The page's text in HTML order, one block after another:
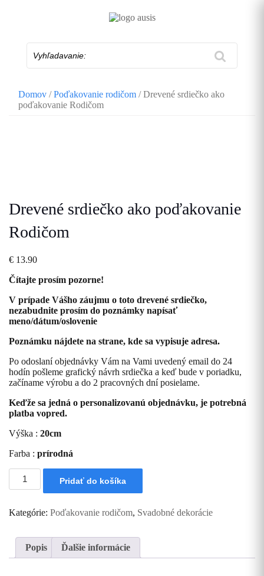
Domov /Poďakovanie rodičom / Drevené srdiečko ako
poďakovanie Rodičom
Drevené srdiečko ako poďakovanie
Rodičom
€ 13.90
Čítajte prosím pozorne!
V prípade Vášho záujmu o toto drevené srdiečko,
nezabudnite prosím do poznámky napísať
meno/dátum/oslovenie
Poznámku nájdete na strane, kde sa vypisuje adresa.
Po odoslaní objednávky Vám na Vami uvedený email do 24
hodín pošleme grafický návrh srdiečka a keď bude v poriadku,
začíname výrobu a do 2 pracovných dní posielame.
Keďže sa jedná o personalizovanú objednávku, je potrebná
platba vopred.
Výška : 20cm
Farba : prírodná
množstvo
Drevené
poďakovanie
Pridať do košíka
Kategórie: Poďakovanie rodičom, Svadobné dekorácie
Popis Ďalšie informácie